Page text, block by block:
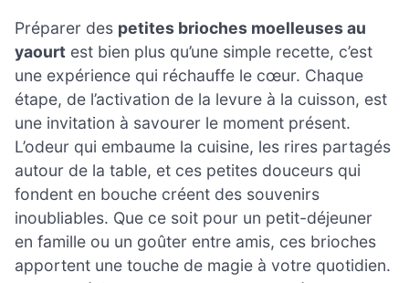
Préparer des petites brioches moelleuses au
yaourt est bien plus qu’une simple recette, c’est
une expérience qui réchauffe le cœur. Chaque
étape, de l’activation de la levure à la cuisson, est
une invitation à savourer le moment présent.
L’odeur qui embaume la cuisine, les rires partagés
autour de la table, et ces petites douceurs qui
fondent en bouche créent des souvenirs
inoubliables. Que ce soit pour un petit-déjeuner
en famille ou un goûter entre amis, ces brioches
apportent une touche de magie à votre quotidien.